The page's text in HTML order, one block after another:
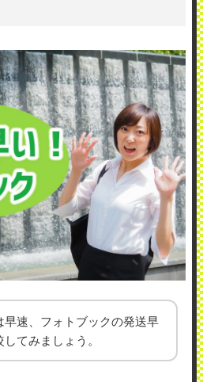
早速、フォトブックの発送早
してみましょう。